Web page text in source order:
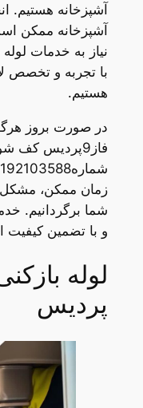
آشپزخانه هستیم.
آشپزخانه ممکن
نیاز به خدمات لوله
با تجربه و تخصص
هستیم.
در صورت بروز
فاز9پردیس کف
زمان ممکن، مشکل
شما برگردانیم.
و با تضمین کیفیت
پردیس